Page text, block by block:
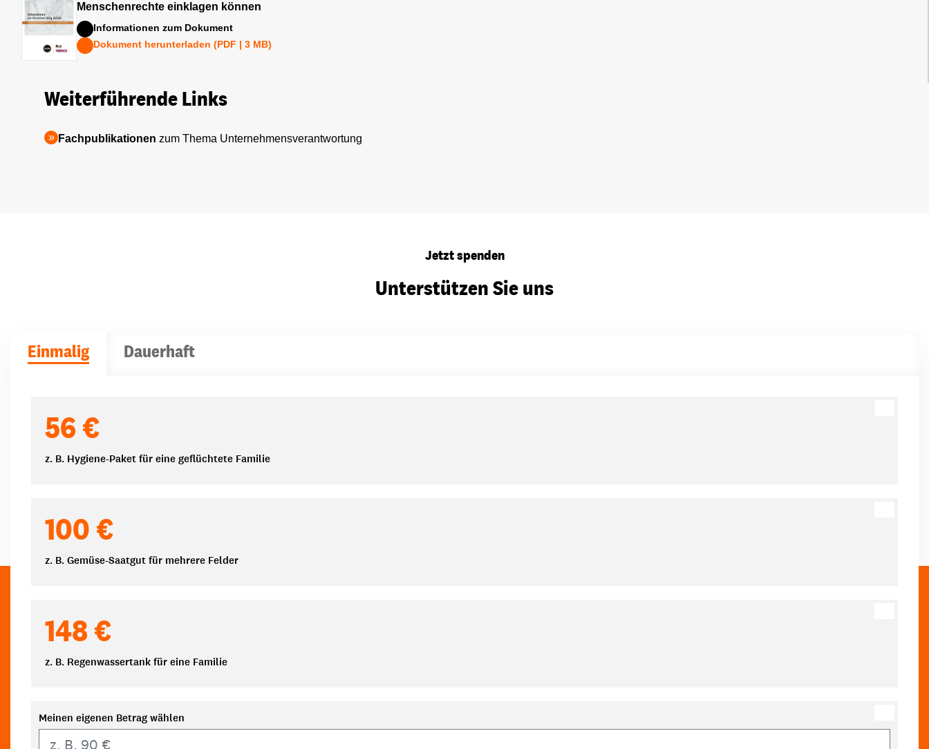
Menschenrechte einklagen können
Informationen zum Dokument
Dokument herunterladen (PDF | 3 MB)
Weiterführende Links
Fachpublikationen zum Thema Unternehmensverantwortung
Jetzt spenden
Unterstützen Sie uns
Einmalig Dauerhaft
56 €
z. B. Hygiene-Paket für eine geflüchtete Familie
100 €
z. B. Gemüse-Saatgut für mehrere Felder
148 €
z. B. Regenwassertank für eine Familie
Meinen eigenen Betrag wählen